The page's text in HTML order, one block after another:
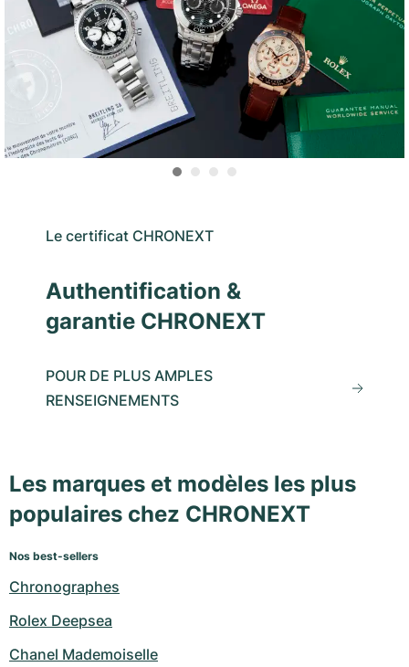
Le certificat CHRONEXT
Authentification &
garantie CHRONEXT
POUR DE PLUS AMPLES
RENSEIGNEMENTS
Les marques et modèles les plus
populaires chez CHRONEXT
Nos best-sellers
Chronographes
Rolex Deepsea
Chanel Mademoiselle